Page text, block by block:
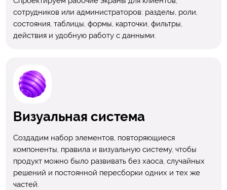
сотрудников или администраторов: разделы, роли,
состояния, таблицы, формы, карточки, фильтры,
действия и удобную работу с данными.
Визуальная система
Создадим набор элементов, повторяющиеся
компоненты, правила и визуальную систему, чтобы
продукт можно было развивать без хаоса, случайных
решений и постоянной пересборки одних и тех же
частей.